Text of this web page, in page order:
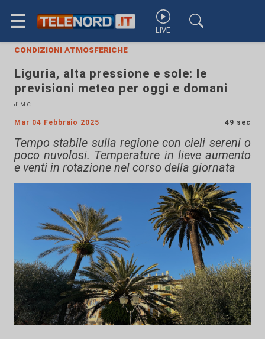
☰ LIVE
condizioni atmosferiche
Liguria, alta pressione e sole: le
previsioni meteo per oggi e domani
di M.C.
Mar 04 Febbraio 2025 49 sec
Tempo stabile sulla regione con cieli sereni o
poco nuvolosi. Temperature in lieve aumento
e venti in rotazione nel corso della giornata